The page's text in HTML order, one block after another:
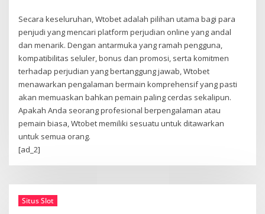
Secara keseluruhan, Wtobet adalah pilihan utama bagi para
penjudi yang mencari platform perjudian online yang andal
dan menarik. Dengan antarmuka yang ramah pengguna,
kompatibilitas seluler, bonus dan promosi, serta komitmen
terhadap perjudian yang bertanggung jawab, Wtobet
menawarkan pengalaman bermain komprehensif yang pasti
akan memuaskan bahkan pemain paling cerdas sekalipun.
Apakah Anda seorang profesional berpengalaman atau
pemain biasa, Wtobet memiliki sesuatu untuk ditawarkan
untuk semua orang.
[ad_2]
Situs Slot